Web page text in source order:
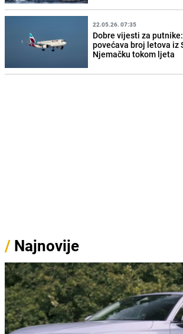
22.05.26. 07:35
Dobre vijesti za
povećava broj letova iz
Njemačku tokom ljeta
/ Najnovije